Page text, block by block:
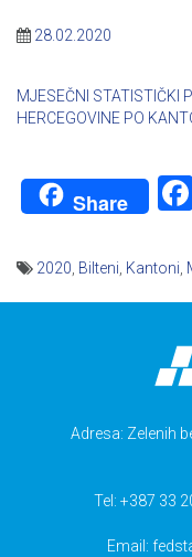
28.02.2020
MJESEČNI STATISTIČKI
HERCEGOVINE PO
Share
2020 Bilteni Kantoni
Adresa: Zelenih
Tel: +387 33
Email: